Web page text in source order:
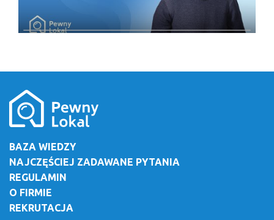
BAZA WIEDZY
NAJCZĘŚCIEJ ZADAWANE PYTANIA
REGULAMIN
O FIRMIE
REKRUTACJA